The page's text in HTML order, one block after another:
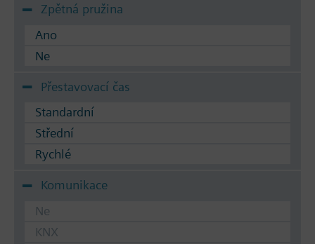
Zpětná pružina
Ano
Ne
Přestavovací čas
Standardní
Střední
Rychlé
Komunikace
Ne
KNX